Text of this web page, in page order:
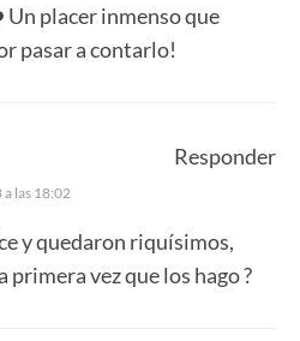
placer inmenso que
pasar a contarlo!
las 18:02
y quedaron riquísimos,
primera vez que los hago ?
Responder